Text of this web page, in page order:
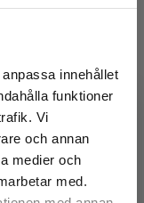
innehållet
funktioner
Vi
och annan
medier och
med.
och skola